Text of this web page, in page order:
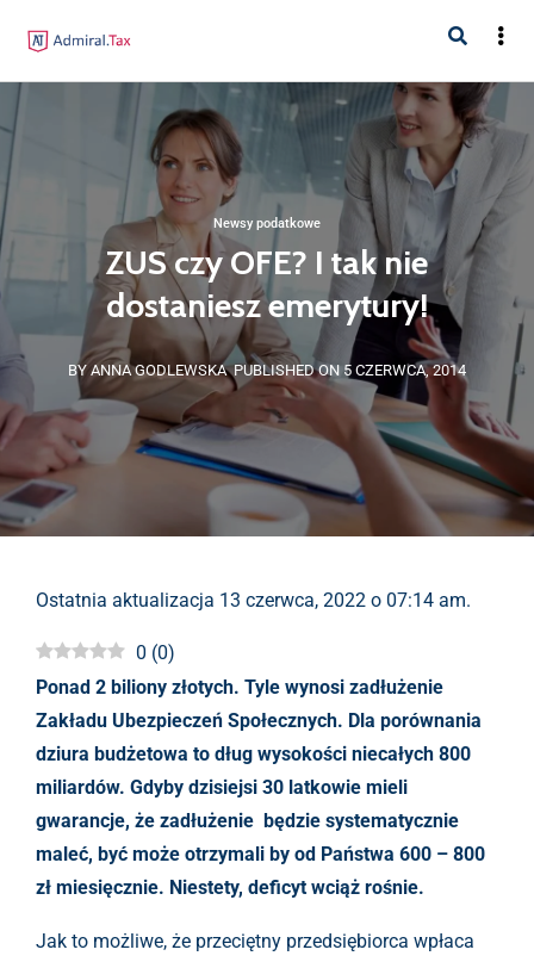
Newsy podatkowe
ZUS czy OFE? I tak nie
dostaniesz emerytury!
BY ANNA GODLEWSKA PUBLISHED ON 5 CZERWCA, 2014
Ostatnia aktualizacja 13 czerwca, 2022 o 07:14 am.
0 (0)
Ponad 2 biliony złotych. Tyle wynosi zadłużenie
Zakładu Ubezpieczeń Społecznych. Dla porównania
dziura budżetowa to dług wysokości niecałych 800
miliardów. Gdyby dzisiejsi 30 latkowie mieli
gwarancje, że zadłużenie będzie systematycznie
maleć, być może otrzymali by od Państwa 600 – 800
zł miesięcznie. Niestety, deficyt wciąż rośnie.
Jak to możliwe, że przeciętny przedsiębiorca wpłaca